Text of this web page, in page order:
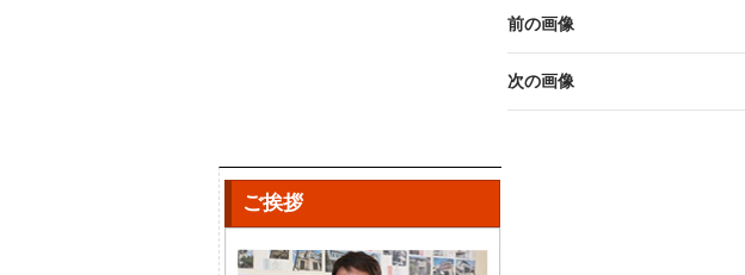
前の画像
次の画像
ご挨拶